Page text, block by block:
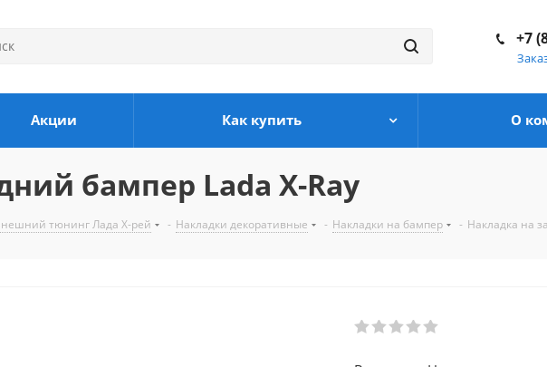
+7
Акции Как купить О
бампер Lada X-Ray
тюнинг Лада Х-рей - Накладки декоративные - Накладки на бампер - Накладка на